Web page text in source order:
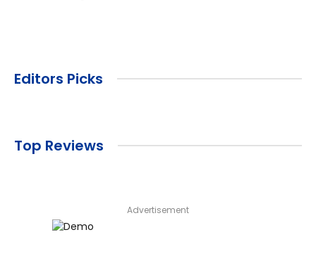
Editors Picks
Top Reviews
Advertisement